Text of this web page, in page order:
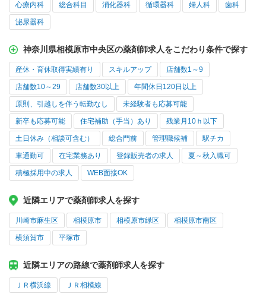
心療内科 総合科目 消化器科 循環器科 婦人科 歯科
泌尿器科
神奈川県相模原市中央区の薬剤師求人をこだわり条件で探す
産休・育休取得実績有り スキルアップ 店舗数1～9
店舗数10～29 店舗数30以上 年間休日120日以上
原則、引越しを伴う転勤なし 未経験者も応募可能
新卒も応募可能 住宅補助（手当）あり 残業月10ｈ以下
土日休み（相談可含む） 総合門前 管理職候補 駅チカ
車通勤可 在宅業務あり 登録販売者の求人 夏～秋入職可
積極採用中の求人 WEB面接OK
近隣エリアで薬剤師求人を探す
川崎市麻生区 相模原市 相模原市緑区 相模原市南区
横須賀市 平塚市
近隣エリアの路線で薬剤師求人を探す
ＪＲ横浜線 ＪＲ相模線